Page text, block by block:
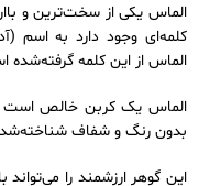
الماس یکی از سخت‌ترین و
کلمه‌ای وجود دارد به اسم
الماس از این کلمه گرفته‌شده
الماس یک کربن خالص است
بدون رنگ و شفاف
این گوهر ارزشمند را